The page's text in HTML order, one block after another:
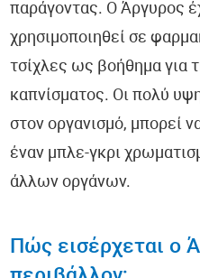
παράγοντας. Ο Άργυρος
χρησιμοποιηθεί σε
τσίχλες ως βοήθημα για
καπνίσματος. Οι πολύ
στον οργανισμό, μπορεί
έναν μπλε-γκρι
άλλων οργάνων.
Πώς εισέρχεται ο